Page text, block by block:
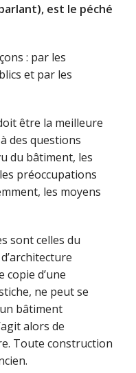
est le péché
: par les
et par les
être la meilleure
des questions
du bâtiment, les
préoccupations
les moyens
sont celles du
d’une
ne peut se
bâtiment
alors de
Toute construction